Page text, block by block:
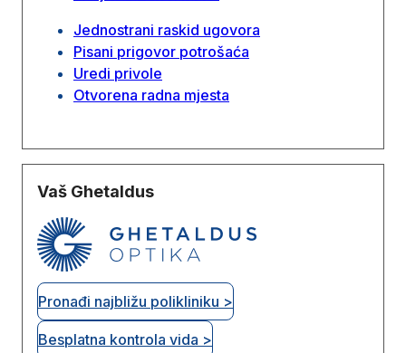
Jednostrani raskid ugovora
Pisani prigovor potrošaća
Uredi privole
Otvorena radna mjesta
Vaš Ghetaldus
Pronađi najbližu polikliniku >
Besplatna kontrola vida >